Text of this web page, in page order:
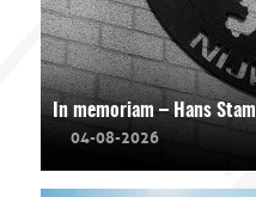
In memoriam – Hans Stam
04-08-2026